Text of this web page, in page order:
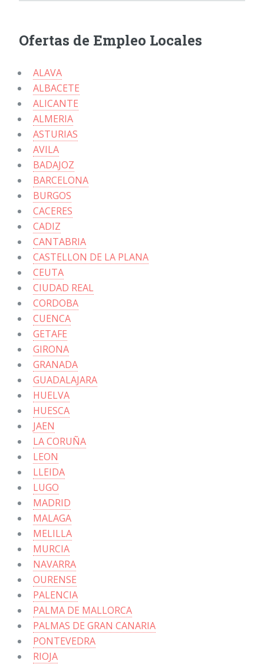
Ofertas de Empleo Locales
ALAVA
ALBACETE
ALICANTE
ALMERIA
ASTURIAS
AVILA
BADAJOZ
BARCELONA
BURGOS
CACERES
CADIZ
CANTABRIA
CASTELLON DE LA PLANA
CEUTA
CIUDAD REAL
CORDOBA
CUENCA
GETAFE
GIRONA
GRANADA
GUADALAJARA
HUELVA
HUESCA
JAEN
LA CORUÑA
LEON
LLEIDA
LUGO
MADRID
MALAGA
MELILLA
MURCIA
NAVARRA
OURENSE
PALENCIA
PALMA DE MALLORCA
PALMAS DE GRAN CANARIA
PONTEVEDRA
RIOJA